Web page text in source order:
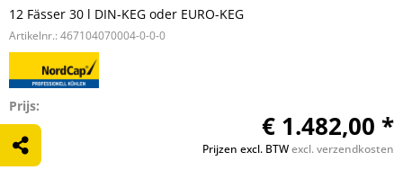
12 Fässer 30 l DIN-KEG oder EURO-KEG
Artikelnr.: 467104070004-0-0-0
Prijs:
€ 1.482,00 *
Prijzen excl. BTWexcl. verzendkosten